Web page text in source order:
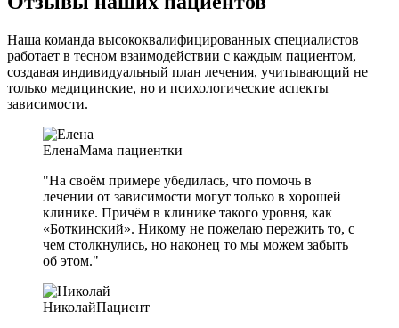
Наша команда высококвалифицированных специалистов
работает в тесном взаимодействии с каждым пациентом,
создавая индивидуальный план лечения, учитывающий не
только медицинские, но и психологические аспекты
зависимости.
ЕленаМама пациентки
"На своём примере убедилась, что помочь в
лечении от зависимости могут только в хорошей
клинике. Причём в клинике такого уровня, как
«Боткинский». Никому не пожелаю пережить то, с
чем столкнулись, но наконец то мы можем забыть
об этом."
НиколайПациент